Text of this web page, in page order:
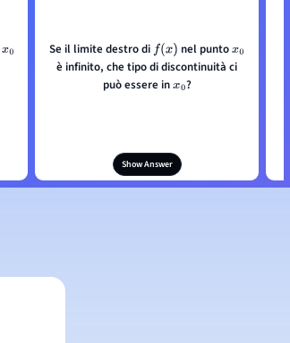
x0
Se il limite destro dif(x) nel puntox0
è infinito, che tipo di discontinuità ci
può essere inx0?
Show Answer